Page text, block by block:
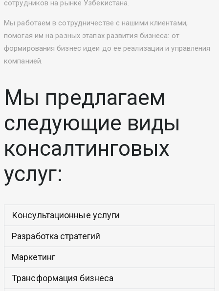
сотрудников на рынке Узбекистана.
Мы работаем в сотрудничестве с нашими клиентами,
помогая им на разных этапах развития бизнеса: от
формирования бизнес идеи до ее реализации и управления
компанией.
Мы предлагаем
следующие виды
консалтинговыx
услуг:
Консультационные услуги
Разработка стратегий
Маркетинг
Трансформация бизнеса